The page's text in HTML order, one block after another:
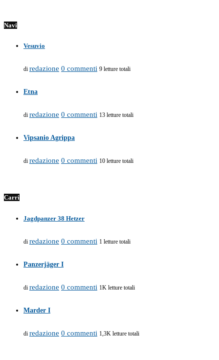
Navi
Vesuvio
di redazione 0 commenti 9 letture totali
Etna
di redazione 0 commenti 13 letture totali
Vipsanio Agrippa
di redazione 0 commenti 10 letture totali
Carri
Jagdpanzer 38 Hetzer
di redazione 0 commenti 1 letture totali
Panzerjäger I
di redazione 0 commenti 1K letture totali
Marder I
di redazione 0 commenti 1,3K letture totali